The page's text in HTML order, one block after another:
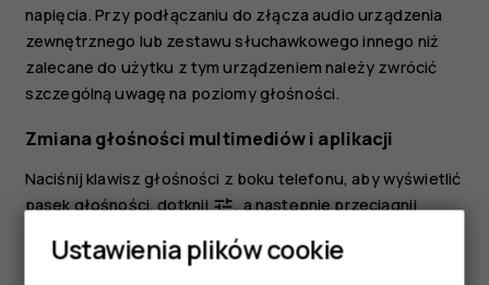
napięcia. Przy podłączaniu do złącza audio urządzenia
zewnętrznego lub zestawu słuchawkowego innego niż
zalecane do użytku z tym urządzeniem należy zwrócić
szczególną uwagę na poziomy głośności.
Zmiana głośności multimediów i aplikacji
Naciśnij klawisz głośności z boku telefonu, aby wyświetlić
pasek głośności, dotknijtune, a następnie przeciągnij
prawo.
Ustawienia plików cookie